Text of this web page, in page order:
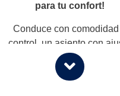
para tu confort!
Conduce con
control, un asiento con
eléctrico y apoyo lumbar,
detalle que hace la